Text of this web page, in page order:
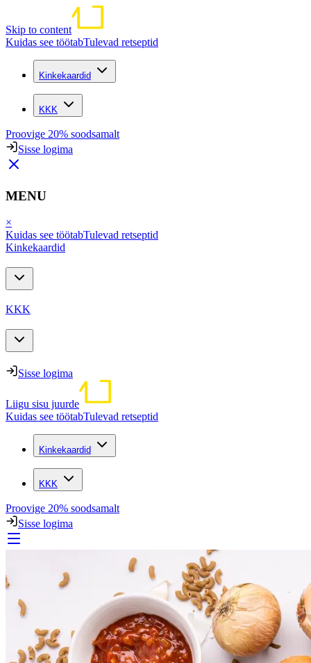
Skip to content
Kuidas see töötabTulevad retseptid
Kinkekaardid
KKK
Proovige 20% soodsamalt
Sisse logima
MENU
×
Kuidas see töötabTulevad retseptid
Kinkekaardid
KKK
Sisse logima
Liigu sisu juurde
Kuidas see töötabTulevad retseptid
Kinkekaardid
KKK
Proovige 20% soodsamalt
Sisse logima